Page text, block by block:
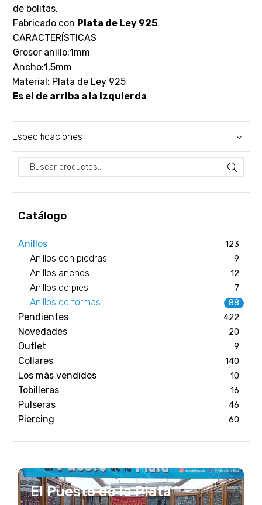
Catálogo
Anillos 123
Anillos con piedras 9
Anillos anchos 12
Anillos de pies 7
Anillos de formas 88
Pendientes 422
Novedades 20
Outlet 9
Collares 140
Los más vendidos 10
Tobilleras 16
Pulseras 46
Piercing 60
El Puesto de la Plata
de bolitas.
Fabricado con Plata de Ley 925.
CARACTERÍSTICAS
Grosor anillo:1mm
Ancho:1,5mm
Material: Plata de Ley 925
Es el de arriba a la izquierda
Especificaciones